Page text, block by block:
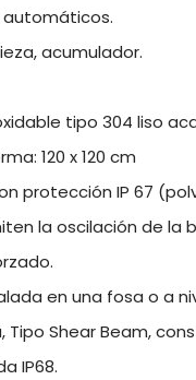
automáticos.
acumulador.
tipo 304 liso
120 x 120 cm
protección IP 67
la oscilación de la
en una fosa o a
Tipo Shear Beam,
IP68.